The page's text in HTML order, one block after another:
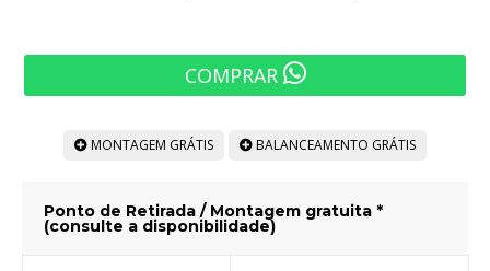
COMPRAR
MONTAGEM GRÁTIS BALANCEAMENTO GRÁTIS
Ponto de Retirada / Montagem gratuita *
(consulte a disponibilidade)